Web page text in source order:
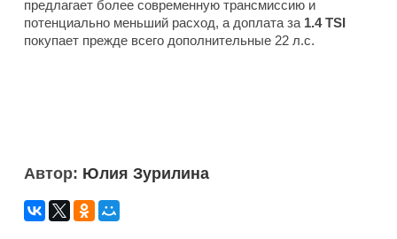
предлагает более современную трансмиссию и
потенциально меньший расход, а доплата за 1.4 TSI
покупает прежде всего дополнительные 22 л.с.
Автор: Юлия Зурилина